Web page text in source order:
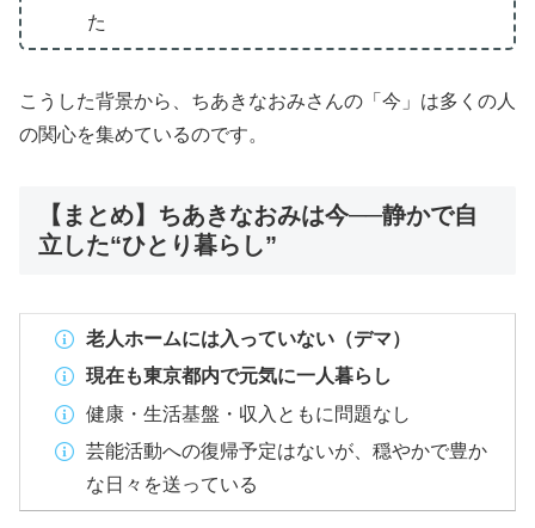
た
こうした背景から、ちあきなおみさんの「今」は多くの人
の関心を集めているのです。
【まとめ】ちあきなおみは今──静かで自
立した“ひとり暮らし”
老人ホームには入っていない（デマ）
現在も東京都内で元気に一人暮らし
健康・生活基盤・収入ともに問題なし
芸能活動への復帰予定はないが、穏やかで豊か
な日々を送っている